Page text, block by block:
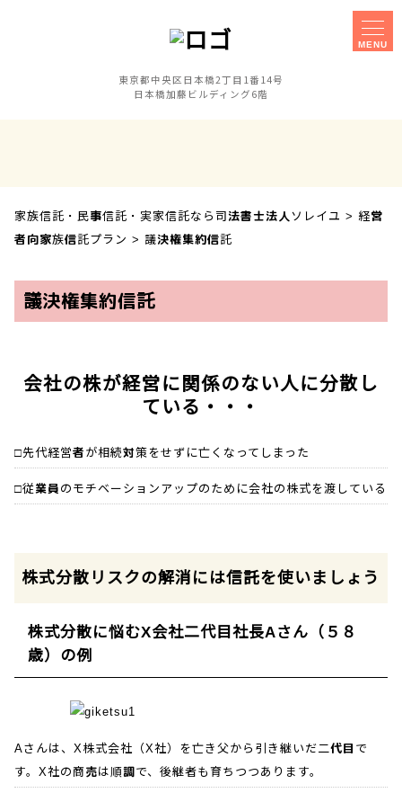
東京都中央区日本橋2丁目1番14号
日本橋加藤ビルディング6階家族信託
事業承継対策
セミナー
お客様の声
アクセス
テレビ電話面談
YouTube
MENU
家族信託・民事信託・実家信託なら司法書士法人ソレイユ > 経営
者向家族信託プラン > 議決権集約信託
議決権集約信託
会社の株が経営に関係のない人に分散し
ている・・・
□先代経営者が相続対策をせずに亡くなってしまった
□従業員のモチベーションアップのために会社の株式を渡している
株式分散リスクの解消には信託を使いましょう
株式分散に悩むX会社二代目社長Aさん（５８
歳）の例
Aさんは、X株式会社（X社）を亡き父から引き継いだ二代目で
す。X社の商売は順調で、後継者も育ちつつあります。